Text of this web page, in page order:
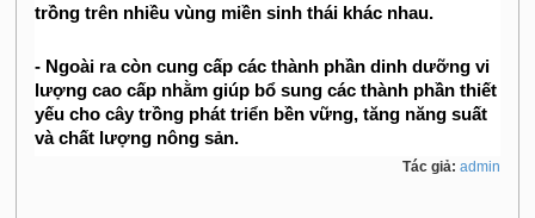
trồng trên nhiều vùng miền sinh thái khác nhau.
- Ngoài ra còn cung cấp các thành phần dinh dưỡng vi
lượng cao cấp nhằm giúp bổ sung các thành phần thiết
yếu cho cây trồng phát triển bền vững, tăng năng suất
và chất lượng nông sản.
Tác giả: admin